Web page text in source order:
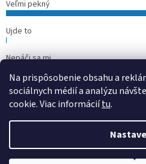
Na prispôsobenie obsahu a
sociálnych médií a analýzu
cookie. Viac informáciítu.
Veľmi pekný
Ujde to
Nepáči sa mi
Počet hlasov:15